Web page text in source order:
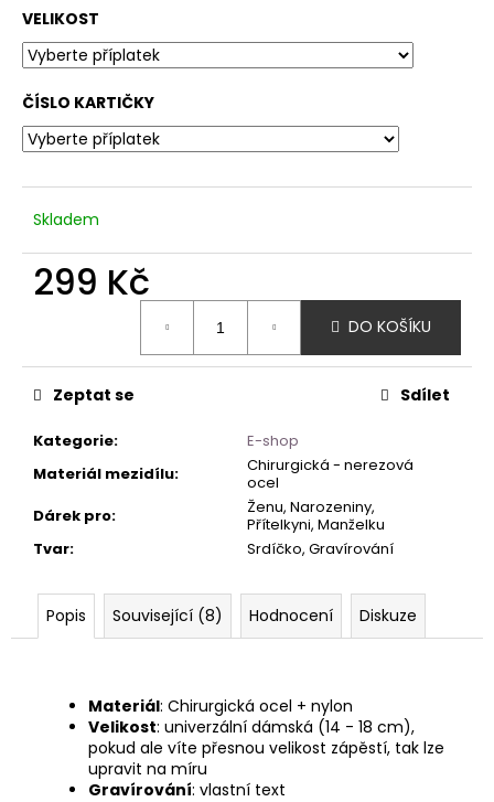
VELIKOST
ČÍSLO KARTIČKY
Skladem
299 Kč
DO KOŠÍKU
Kategorie:
E-shop
Materiál mezidílu:
Chirurgická - nerezová
ocel
Dárek pro:
Ženu, Narozeniny,
Přítelkyni, Manželku
Tvar: Srdíčko, Gravírování
Zeptat se Sdílet
Popis Související (8) Hodnocení Diskuze
Materiál: Chirurgická ocel + nylon
Velikost: univerzální dámská (14 - 18 cm),
pokud ale víte přesnou velikost zápěstí, tak lze
upravit na míru
Gravírování: vlastní text